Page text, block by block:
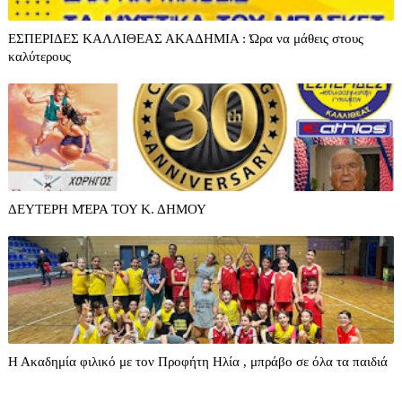
ΕΣΠΕΡΙΔΕΣ ΚΑΛΛΙΘΕΑΣ ΑΚΑΔΗΜΙΑ : Ώρα να μάθεις στους
καλύτερους
ΔΕΥΤΕΡΗ ΜΈΡΑ ΤΟΥ Κ. ΔΗΜΟΥ
Η Ακαδημία φιλικό με τον Προφήτη Ηλία , μπράβο σε όλα τα παιδιά